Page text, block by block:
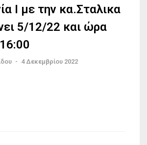
Ι με την κα.Σταλικα
5/12/22 και ώρα
- 4 Δεκεμβρίου 2022